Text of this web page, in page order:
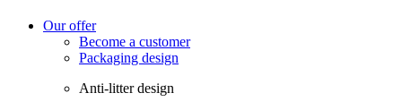
Our offer
Become a customer
Packaging design
Anti-litter design